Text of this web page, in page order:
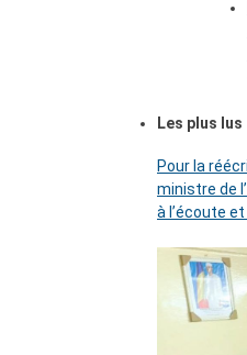
Les plus lus
Pour la
ministre de
à l’écoute